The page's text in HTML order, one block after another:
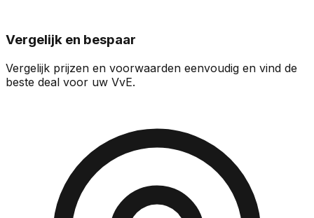
Vergelijk en bespaar
Vergelijk prijzen en voorwaarden eenvoudig en vind de
beste deal voor uw VvE.